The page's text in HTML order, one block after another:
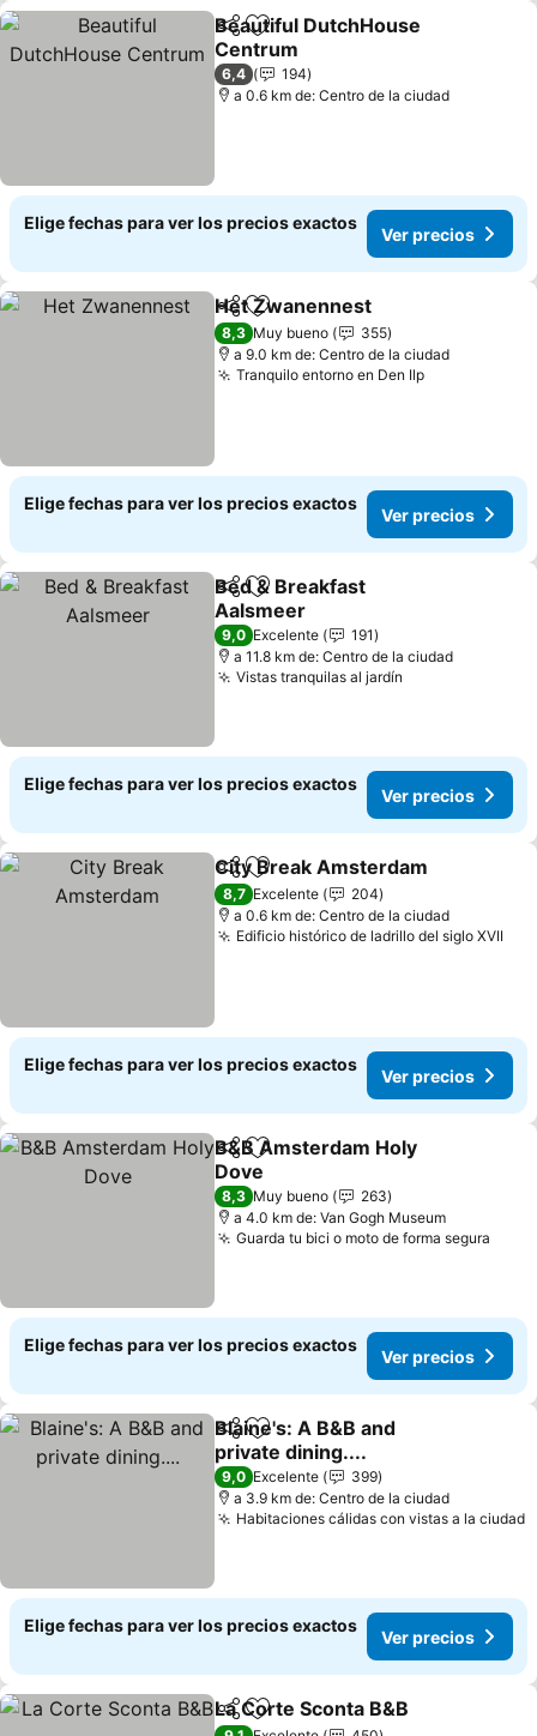
CompartirAgregar a favoritos
Beautiful DutchHouse
Centrum
6,4
194
a 0.6 km de: Centro de la ciudad
Elige fechas para ver los precios exactos
Ver precios
CompartirAgregar a favoritos
Het Zwanennest
8,3 Muy bueno
355
a 9.0 km de: Centro de la ciudad
Tranquilo entorno en Den Ilp
Elige fechas para ver los precios exactos
Ver precios
CompartirAgregar a favoritos
Bed & Breakfast
Aalsmeer
9,0 Excelente
191
a 11.8 km de: Centro de la ciudad
Vistas tranquilas al jardín
Elige fechas para ver los precios exactos
Ver precios
CompartirAgregar a favoritos
City Break Amsterdam
8,7 Excelente
204
a 0.6 km de: Centro de la ciudad
Edificio histórico de ladrillo del siglo XVII
Elige fechas para ver los precios exactos
Ver precios
CompartirAgregar a favoritos
B&B Amsterdam Holy
Dove
8,3 Muy bueno
263
a 4.0 km de: Van Gogh Museum
Guarda tu bici o moto de forma segura
Elige fechas para ver los precios exactos
Ver precios
CompartirAgregar a favoritos
Blaine's: A B&B and
private dining....
9,0 Excelente
399
a 3.9 km de: Centro de la ciudad
Habitaciones cálidas con vistas a la ciudad
Elige fechas para ver los precios exactos
Ver precios
CompartirAgregar a favoritos
La Corte Sconta B&B